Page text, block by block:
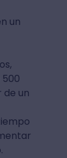
un
de un